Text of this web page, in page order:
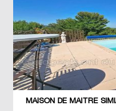
MAISON DE MAÎTRE